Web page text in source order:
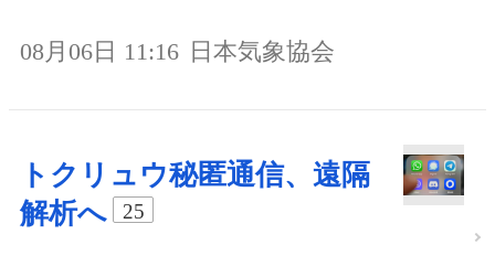
08月06日 11:16 日本気象協会
トクリュウ秘匿通信、遠隔
解析へ
25